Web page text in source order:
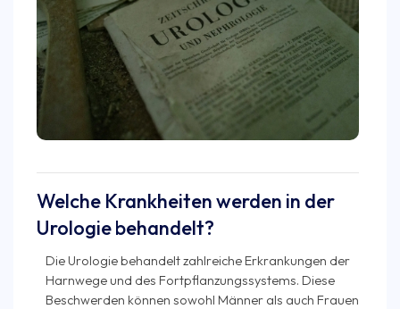
Welche Krankheiten werden in der
Urologie behandelt?
Die Urologie behandelt zahlreiche Erkrankungen der
Harnwege und des Fortpflanzungssystems. Diese
Beschwerden können sowohl Männer als auch Frauen